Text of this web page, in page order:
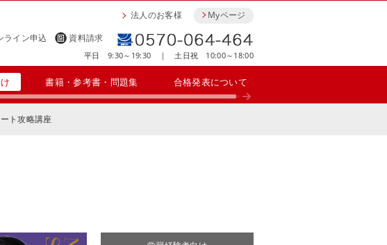
ライン申込 資料請求
Myページ
法人のお客様
平日 9:30～19:30 ｜ 土日祝 10:00～18:00
書籍・参考書・問題集 合格発表について
ト攻略講座